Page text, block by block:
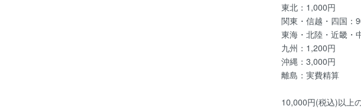
東北：1,000円
関東・信越・四国：
東海・北陸・近畿・
九州：1,200円
沖縄：3,000円
離島：実費精算
10,000円(税込)以上